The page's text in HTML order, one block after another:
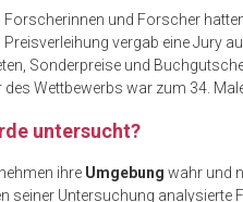
Forscherinnen und Forscher
Preisverleihung vergab eine Jury
Sonderpreise und
Wettbewerbs war zum 34.
untersucht?
nehmen ihre Umgebung wahr und
seiner Untersuchung analysierte